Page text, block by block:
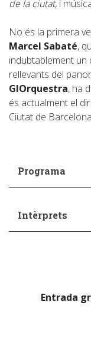
de la ciutat, i
No és la primera
Marcel Sabaté,
indubtablement un
rellevants del
GIOrquestra, ha
és actualment el
Ciutat de
Programa
Intèrprets
Entrada